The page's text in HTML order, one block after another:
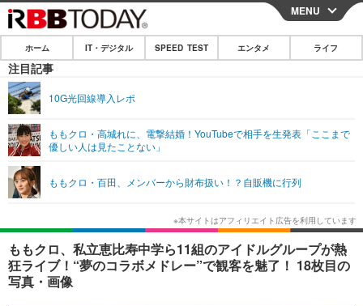
CLOSE
ホーム
IT・デジタル
ネタ
ショッピング その他
SPEED TEST
エンタメ
エンタメTOP 映画・ドラマ
韓国・芸能
音楽 スポーツ
グラビア
ライフ
ライフTOP グルメ
ペット ショッピング
リリース一覧
プッシュ通知の停止方法
MENU
ホーム IT・デジタル SPEED TEST エンタメ ライフ
注目記事
10G光回線導入レポ
ももクロ・高城れに、電撃結婚！YouTubeで相手を生発表「ここまで
優しい人は見たことない」
ももクロ・百田、メンバーから財布扱い！？自販機に行列
ももクロ、私立恵比寿中学ら11組のアイドルグループが熱
狂ライブ！“夢のコラボメドレー”で観客を魅了！ 18枚目の
写真・画像